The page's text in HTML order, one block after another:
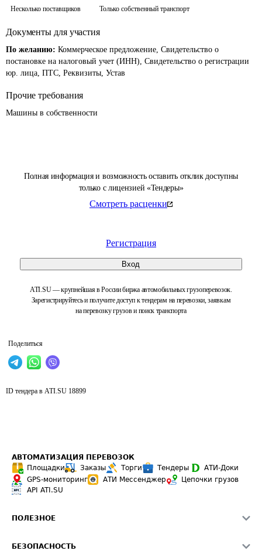
Полная информация и возможность оставить отклик доступны
только с лицензией «Тендеры»
Смотреть расценки
Регистрация
Вход
ATI.SU — крупнейшая в России биржа автомобильных грузоперевозок.
Зарегистрируйтесь и получите доступ к тендерам на перевозки, заявкам
на перевозку грузов и поиск транспорта
Поделиться
Несколько поставщиков Только собственный транспорт
Документы для участия
По желанию: Коммерческое предложение, Свидетельство о
постановке на налоговый учет (ИНН), Свидетельство о регистрации
юр. лица, ПТС, Реквизиты, Устав
Прочие требования
Машины в собственности
ID тендера в ATI.SU 18899
АВТОМАТИЗАЦИЯ ПЕРЕВОЗОК
Площадки
Заказы Торги Тендеры
АТИ-Доки
GPS-мониторинг
АТИ Мессенджер
Цепочки грузов
API ATI.SU
ПОЛЕЗНОЕ
БЕЗОПАСНОСТЬ